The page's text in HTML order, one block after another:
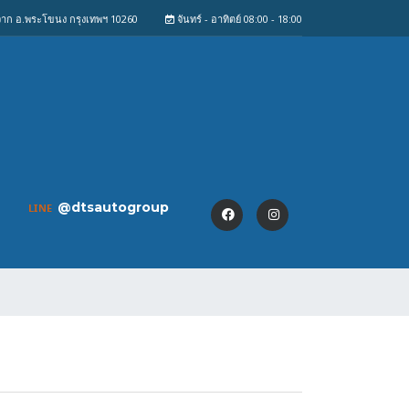
จันทร์ - อาทิตย์ 08:00 - 18:00
อ.พระโขนง กรุงเทพฯ 10260
LINE @dtsautogroup